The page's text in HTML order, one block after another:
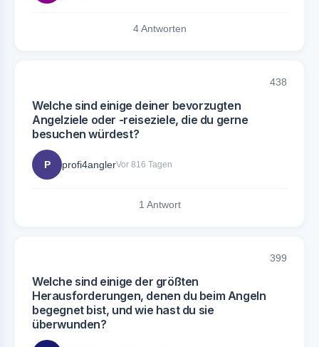
4 Antworten
438
Welche sind einige deiner bevorzugten
Angelziele oder -reiseziele, die du gerne
besuchen würdest?
P profi4anglerVor 816 Tagen
1 Antwort
399
Welche sind einige der größten
Herausforderungen, denen du beim Angeln
begegnet bist, und wie hast du sie
überwunden?